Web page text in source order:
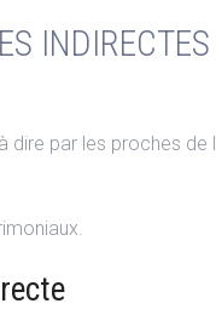
dire par les proches